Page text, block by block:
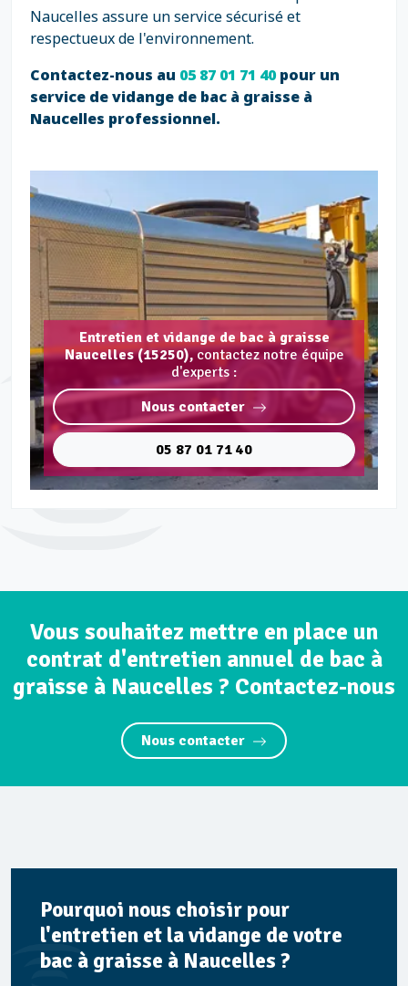
Naucelles assure un service sécurisé et
respectueux de l'environnement.
Contactez-nous au 05 87 01 71 40pour un
service de vidange de bac à graisse à
Naucelles professionnel.
Entretien et vidange de bac à graisse
Naucelles (15250),contactez notre équipe
d'experts :
Nous contacter
05 87 01 71 40
Vous souhaitez mettre en place un
contrat d'entretien annuel de bac à
graisse à Naucelles ? Contactez-nous
Nous contacter
Pourquoi nous choisir pour
l'entretien et la vidange de votre
bac à graisse à Naucelles ?